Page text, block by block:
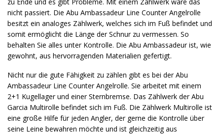
nicht passiert. Die Abu Ambassadeur Line Counter Angelrolle
besitzt ein analoges Zählwerk, welches sich im Fuß befindet und
somit ermöglicht die Länge der Schnur zu vermessen. So
behalten Sie alles unter Kontrolle. Die Abu Ambassadeur ist, wie
gewohnt, aus hervorragenden Materialien gefertigt.
Nicht nur die gute Fähigkeit zu zählen gibt es bei der Abu
Ambassadeur Line Counter Angelrolle. Sie arbeitet mit einem
2+1 Kugellager und einer Sternbremse. Das Zählwerk der Abu
Garcia Multirolle befindet sich im Fuß. Die Zählwerk Multirolle ist
eine große Hilfe für jeden Angler, der gerne die Kontrolle über
seine Leine bewahren möchte und ist gleichzeitig aus